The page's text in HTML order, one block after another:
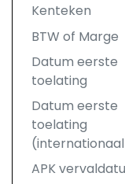
Kenteken
BTW of Marge
Datum eerste
toelating
Datum eerste
toelating
APK